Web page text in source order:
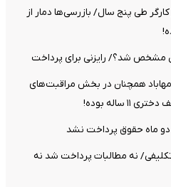
بیمه حدود ۵۰۰ هزار کارگر طی پنج سال/ بازرسی‌ها دمار از
مشخص شد؟/ رایزنی برای پرداخت
مهاباد همچنان در بخش مراقبت‌های
ساله بوده!
دو ماه حقوق پرداخت نشد
نه مطالبات پرداخت شد نه